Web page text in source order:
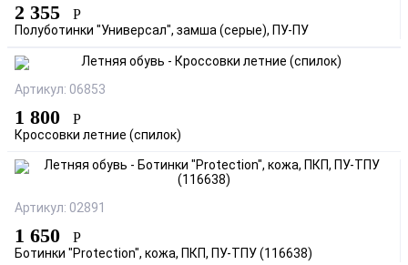
2 355 Р
Полуботинки "Универсал", замша (серые), ПУ-ПУ
Артикул: 06853
1 800 Р
Кроссовки летние (спилок)
Артикул: 02891
1 650 Р
Ботинки "Protection", кожа, ПКП, ПУ-ТПУ (116638)